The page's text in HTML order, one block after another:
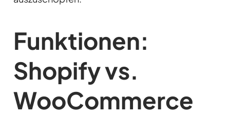
Funktionen:
Shopify vs.
WooCommerce